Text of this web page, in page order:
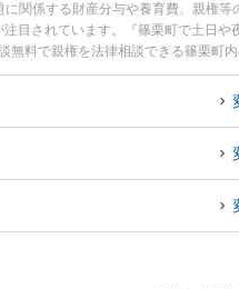
関係する財産分与や養育費、親権等
目されています。『篠栗町で土日や
無料で親権を法律相談できる篠栗町